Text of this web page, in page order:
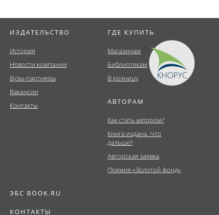
ИЗДАТЕЛЬСТВО
История
Новости компании
Вузы-партнеры
Вакансии
Контакты
ГДЕ КУПИТЬ
Магазинам
Библиотекам
В розницу
АВТОРАМ
Как стать автором?
Книга издана. Что
дальше?
Авторская заявка
Премия «Золотой фонд»
ЭБС BOOK.RU
КОНТАКТЫ